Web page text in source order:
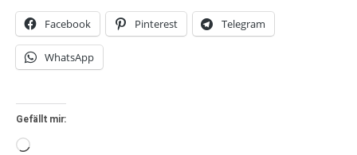
Facebook Pinterest Telegram
WhatsApp
Gefällt mir:
Wird